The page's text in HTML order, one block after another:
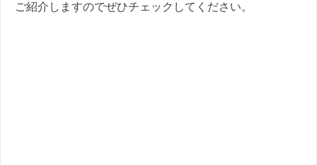
ご紹介しますのでぜひチェックしてください。